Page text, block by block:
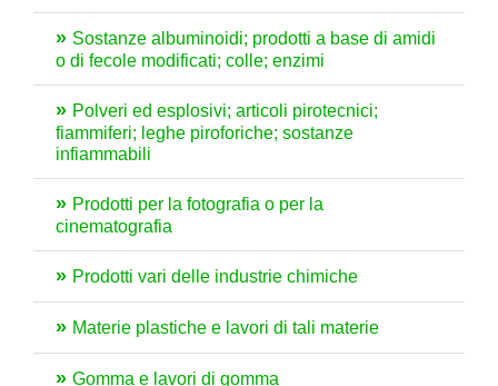
Sostanze albuminoidi; prodotti a base di amidi
o di fecole modificati; colle; enzimi
Polveri ed esplosivi; articoli pirotecnici;
fiammiferi; leghe piroforiche; sostanze
infiammabili
Prodotti per la fotografia o per la
cinematografia
Prodotti vari delle industrie chimiche
Materie plastiche e lavori di tali materie
Gomma e lavori di gomma